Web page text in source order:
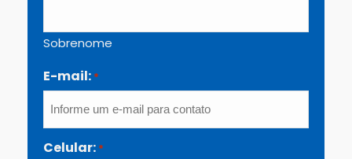
Sobrenome
E-mail: *
Celular: *